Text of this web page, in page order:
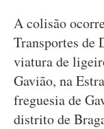
A colisão
Transportes de
viatura de
Gavião, na
freguesia de
distrito de